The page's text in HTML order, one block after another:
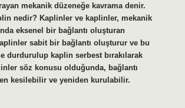
mekanik düzeneğe kavrama denir.
nedir? Kaplinler ve kaplinler, mekanik
eksenel bir bağlantı oluşturan
sabit bir bağlantı oluşturur ve bu
durdurulup kaplin serbest bırakılarak
söz konusu olduğunda, bağlantı
kesilebilir ve yeniden kurulabilir.